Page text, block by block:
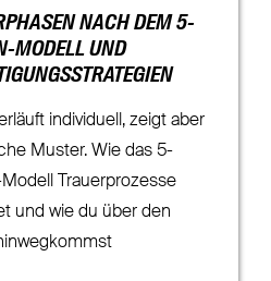
NACH DEM 5-
MODELL UND
individuell, zeigt aber
Muster. Wie das 5-
Trauerprozesse
und wie du über den